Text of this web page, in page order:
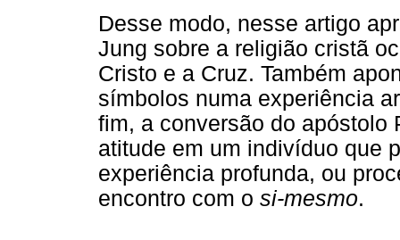
Desse modo, nesse artigo
Jung sobre a religião cristã
Cristo e a Cruz. Também
símbolos numa experiência
fim, a conversão do apóstolo
atitude em um indivíduo que
experiência profunda, ou
encontro com o si-mesmo.